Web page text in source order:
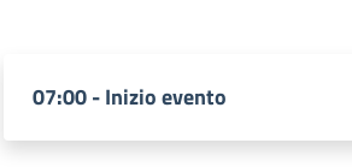
07:00 - Inizio evento